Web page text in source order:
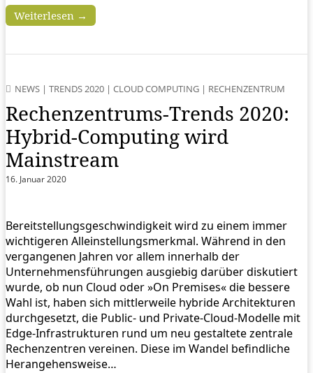
Weiterlesen →
NEWS | TRENDS 2020 | CLOUD COMPUTING | RECHENZENTRUM
Rechenzentrums-Trends 2020:
Hybrid-Computing wird
Mainstream
16. Januar 2020
Bereitstellungsgeschwindigkeit wird zu einem immer
wichtigeren Alleinstellungsmerkmal. Während in den
vergangenen Jahren vor allem innerhalb der
Unternehmensführungen ausgiebig darüber diskutiert
wurde, ob nun Cloud oder »On Premises« die bessere
Wahl ist, haben sich mittlerweile hybride Architekturen
durchgesetzt, die Public- und Private-Cloud-Modelle mit
Edge-Infrastrukturen rund um neu gestaltete zentrale
Rechenzentren vereinen. Diese im Wandel befindliche
Herangehensweise…